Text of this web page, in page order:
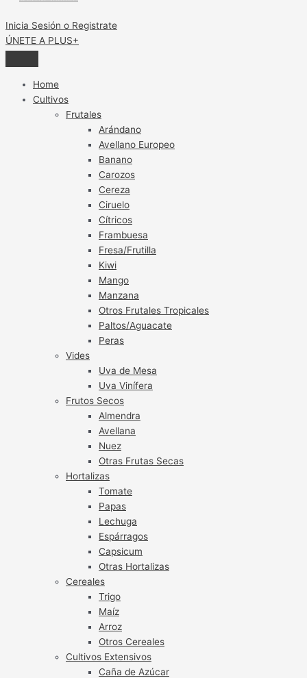
Inicia Sesión o Registrate
ÚNETE A PLUS+
Home
Cultivos
Frutales
Arándano
Avellano Europeo
Banano
Carozos
Cereza
Ciruelo
Cítricos
Frambuesa
Fresa/Frutilla
Kiwi
Mango
Manzana
Otros Frutales Tropicales
Paltos/Aguacate
Peras
Vides
Uva de Mesa
Uva Vinífera
Frutos Secos
Almendra
Avellana
Nuez
Otras Frutas Secas
Hortalizas
Tomate
Papas
Lechuga
Espárragos
Capsicum
Otras Hortalizas
Cereales
Trigo
Maíz
Arroz
Otros Cereales
Cultivos Extensivos
Caña de Azúcar